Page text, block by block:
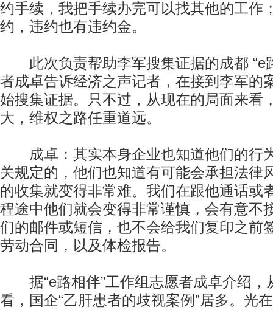
约手续，我把手续办完可以找其他的工作
约，违约也有违约金。
此次负责帮助李军搜集证据的成都 “e
者成卓告诉经济之声记者，在接到李军的
始搜集证据。只不过，从现在的局面来看
大，维权之路任重道远。
成卓：其实本身企业也知道他们的行
关规定的，他们也知道有可能会承担法律
的收集就变得非常难。我们在跟他通话或
程途中他们就会变得非常谨慎，会有意不
们的邮件或短信，也不会给我们复印之前
劳动合同，以及体检报告。
据“e路相伴”工作组志愿者成卓介绍，
看，国企“乙肝患者的歧视案例”居多。光